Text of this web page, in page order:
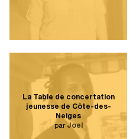
La Table de concertation
jeunesse de Côte-des-
Neiges
par Joel